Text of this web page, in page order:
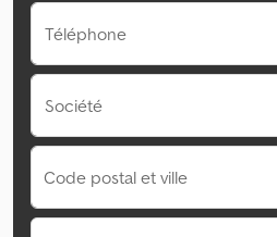
Téléphone
Société
Code postal et ville